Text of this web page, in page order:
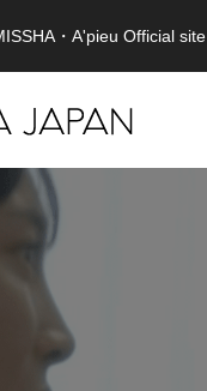
・A'pieu Official site